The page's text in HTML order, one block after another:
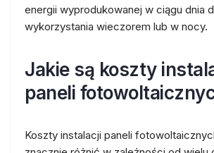
energii wyprodukowanej w ciągu dnia
wykorzystania wieczorem lub w nocy.
Jakie są koszty
paneli
Koszty instalacji paneli